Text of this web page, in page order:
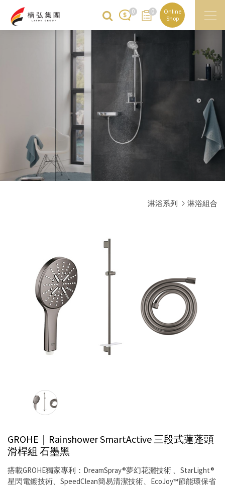
0 0
Online
Shop
淋浴系列 淋浴組合
GROHE｜Rainshower SmartActive 三段式蓮蓬頭
滑桿組 石墨黑
搭載GROHE獨家專利：DreamSpray®夢幻花灑技術 、StarLight®
星閃電鍍技術、SpeedClean簡易清潔技術、EcoJoy™節能環保省